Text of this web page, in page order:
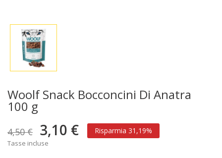
Woolf Snack Bocconcini Di Anatra
100 g
4,50 € 3,10 € Risparmia 31,19%
Tasse incluse